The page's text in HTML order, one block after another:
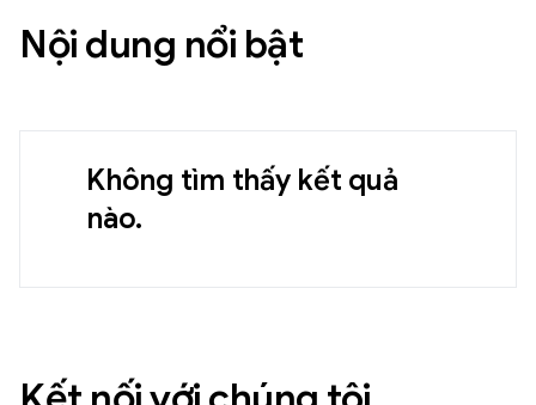
Nội dung nổi bật
Không tìm thấy kết quả
nào.